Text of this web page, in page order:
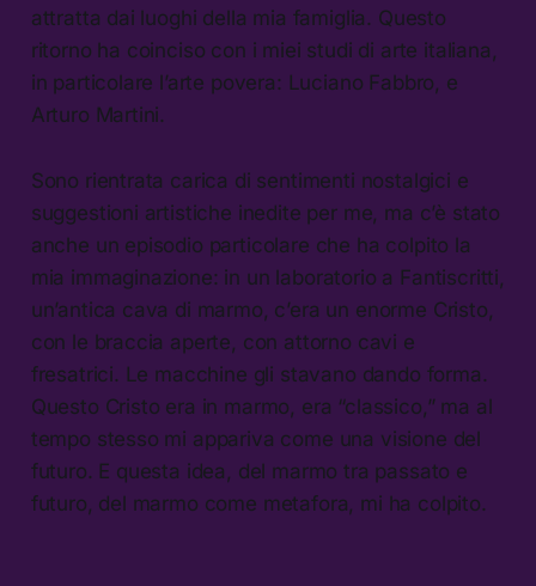
attratta dai luoghi della mia famiglia. Questo
ritorno ha coinciso con i miei studi di arte italiana,
in particolare l’arte povera: Luciano Fabbro, e
Arturo Martini.
Sono rientrata carica di sentimenti nostalgici e
suggestioni artistiche inedite per me, ma c’è stato
anche un episodio particolare che ha colpito la
mia immaginazione: in un laboratorio a Fantiscritti,
un’antica cava di marmo, c’era un enorme Cristo,
con le braccia aperte, con attorno cavi e
fresatrici. Le macchine gli stavano dando forma.
Questo Cristo era in marmo, era “classico,” ma al
tempo stesso mi appariva come una visione del
futuro. E questa idea, del marmo tra passato e
futuro, del marmo come metafora, mi ha colpito.